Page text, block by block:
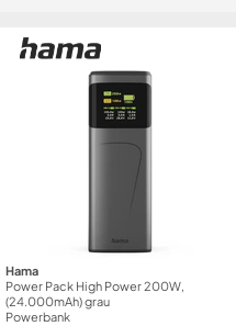
Hama
Power Pack High Power 200W,
(24.000mAh) grau
Powerbank